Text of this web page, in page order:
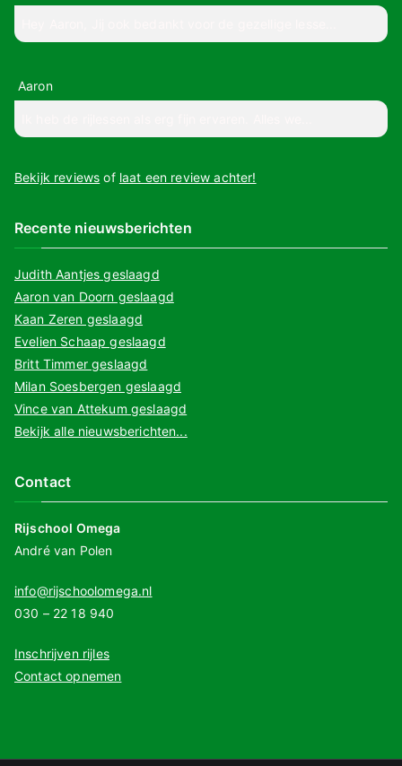
Aaron
Bekijk reviews of laat een review achter!
Recente nieuwsberichten
Judith Aantjes geslaagd
Aaron van Doorn geslaagd
Kaan Zeren geslaagd
Evelien Schaap geslaagd
Britt Timmer geslaagd
Milan Soesbergen geslaagd
Vince van Attekum geslaagd
Bekijk alle nieuwsberichten...
Contact
Rijschool Omega
André van Polen
info@rijschoolomega.nl
030 – 22 18 940
Inschrijven rijles
Contact opnemen